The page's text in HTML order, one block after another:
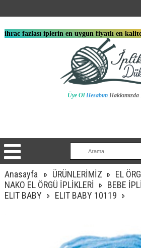
ihrac fazlası iplerin en uygun fiyatlı en
Üye Ol Hesabım Hakkımızda
Anasayfa ÜRÜNLERİMİZ
EL
NAKO EL ÖRGÜ İPLİKLERİ
BEBE
ELIT BABY
ELIT BABY 10119